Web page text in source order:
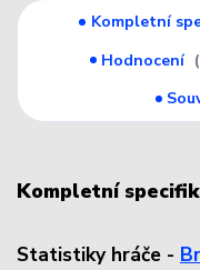
Kompletní
Hodnocení
Kompletní
Statistiky hráče -